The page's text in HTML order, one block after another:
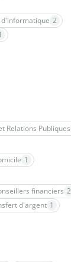
2
Relations Publiques
1
financiers 2
d'argent 1